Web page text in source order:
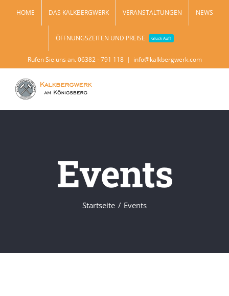
HOME DAS KALKBERGWERK VERANSTALTUNGEN NEWS
ÖFFNUNGSZEITEN UND PREISE Glück Auf!
Rufen Sie uns an. 06382 - 791 118 | info@kalkbergwerk.com
Events
Startseite Events